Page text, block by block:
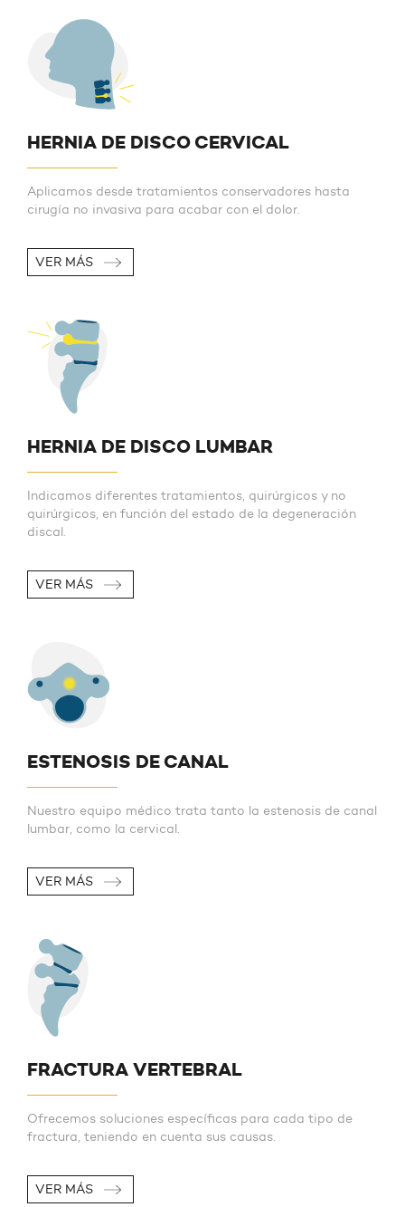
HERNIA DE DISCO CERVICAL
Aplicamos desde tratamientos conservadores hasta
cirugía no invasiva para acabar con el dolor.
VER MÁS
HERNIA DE DISCO LUMBAR
Indicamos diferentes tratamientos, quirúrgicos y no
quirúrgicos, en función del estado de la degeneración
discal.
VER MÁS
ESTENOSIS DE CANAL
Nuestro equipo médico trata tanto la estenosis de canal
lumbar, como la cervical.
VER MÁS
FRACTURA VERTEBRAL
Ofrecemos soluciones específicas para cada tipo de
fractura, teniendo en cuenta sus causas.
VER MÁS